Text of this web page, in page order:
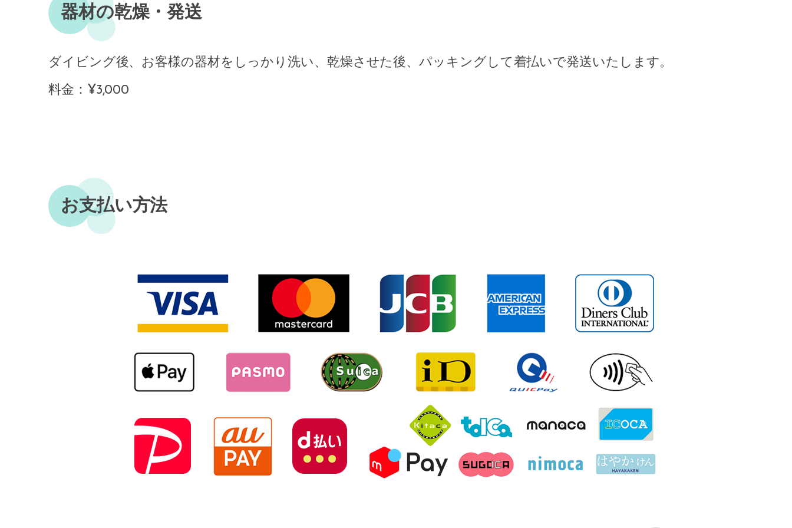
器材の乾燥・発送
ダイビング後、お客様の器材をしっかり洗い、乾燥させた後、パッキングして着払いで発送いたします。
料金：¥3,000
お支払い方法